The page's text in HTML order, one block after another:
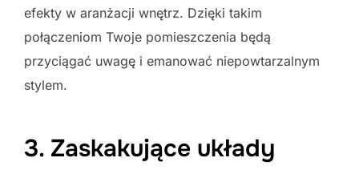
efekty w aranżacji wnętrz. Dzięki takim
połączeniom Twoje pomieszczenia będą
przyciągać uwagę i emanować niepowtarzalnym
stylem.
3. Zaskakujące układy